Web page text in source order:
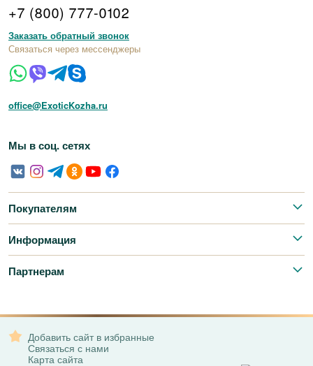
+7 (800) 777-0102
Заказать обратный звонок
Связаться через мессенджеры
office@ExoticKozha.ru
Мы в соц. сетях
Покупателям
Информация
Партнерам
Добавить сайт в избранные
Связаться с нами
Карта сайта